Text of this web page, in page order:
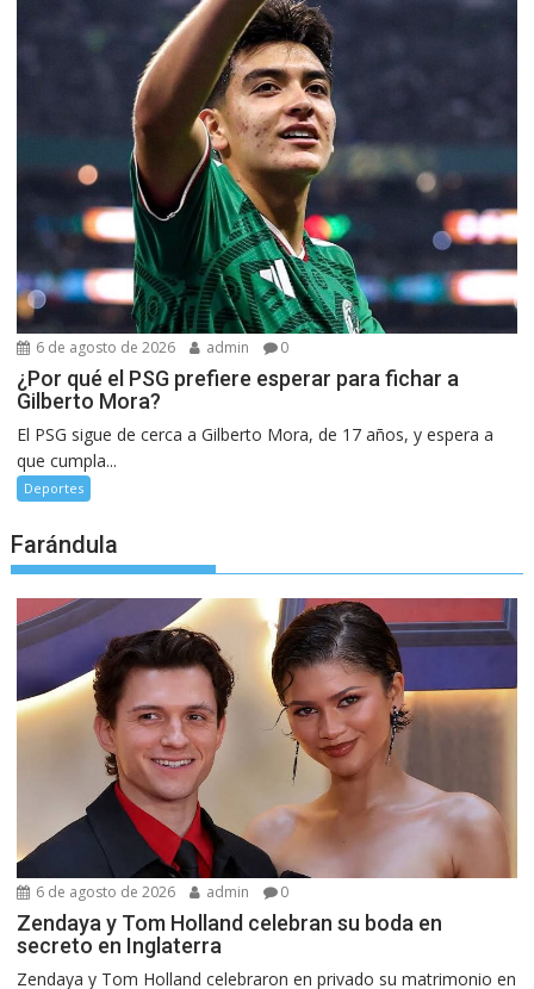
6 de agosto de 2026 admin 0
¿Por qué el PSG prefiere esperar para fichar a
Gilberto Mora?
El PSG sigue de cerca a Gilberto Mora, de 17 años, y espera a
que cumpla...
Deportes
Farándula
6 de agosto de 2026 admin 0
Zendaya y Tom Holland celebran su boda en
secreto en Inglaterra
Zendaya y Tom Holland celebraron en privado su matrimonio en